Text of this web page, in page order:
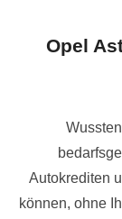
Opel
Autokrediten
können, ohne